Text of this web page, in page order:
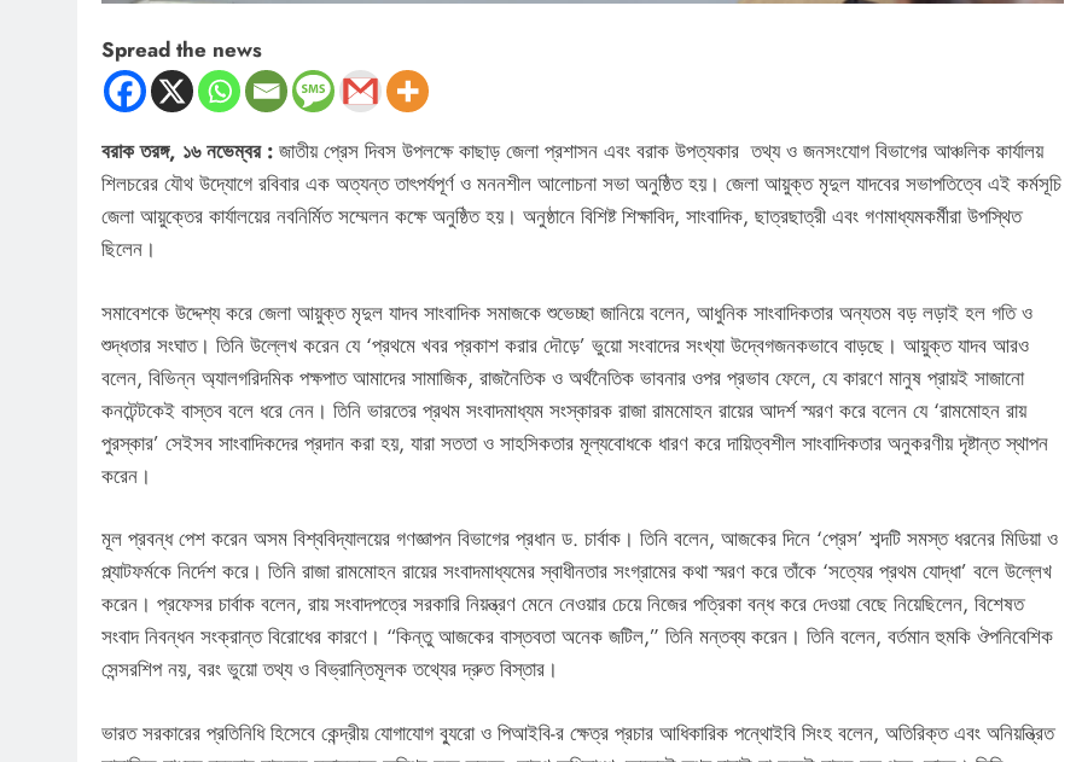
Spread the news
বরাক তরঙ্গ, ১৬ নভেম্বর : জাতীয় প্রেস দিবস উপলক্ষে কাছাড় জেলা প্রশাসন এবং বরাক উপত্যকার তথ্য ও জনসংযোগ বিভাগের আঞ্চলিক কার্যালয়
শিলচরের যৌথ উদ্যোগে রবিবার এক অত্যন্ত তাৎপর্যপূর্ণ ও মননশীল আলোচনা সভা অনুষ্ঠিত হয়। জেলা আয়ুক্ত মৃদুল যাদবের সভাপতিত্বে এই কর্মসূচি
জেলা আয়ুক্তের কার্যালয়ের নবনির্মিত সম্মেলন কক্ষে অনুষ্ঠিত হয়। অনুষ্ঠানে বিশিষ্ট শিক্ষাবিদ, সাংবাদিক, ছাত্রছাত্রী এবং গণমাধ্যমকর্মীরা উপস্থিত
ছিলেন।
সমাবেশকে উদ্দেশ্য করে জেলা আয়ুক্ত মৃদুল যাদব সাংবাদিক সমাজকে শুভেচ্ছা জানিয়ে বলেন, আধুনিক সাংবাদিকতার অন্যতম বড় লড়াই হল গতি ও
শুদ্ধতার সংঘাত। তিনি উল্লেখ করেন যে ‘প্রথমে খবর প্রকাশ করার দৌড়ে’ ভুয়ো সংবাদের সংখ্যা উদ্বেগজনকভাবে বাড়ছে। আয়ুক্ত যাদব আরও
বলেন, বিভিন্ন অ্যালগরিদমিক পক্ষপাত আমাদের সামাজিক, রাজনৈতিক ও অর্থনৈতিক ভাবনার ওপর প্রভাব ফেলে, যে কারণে মানুষ প্রায়ই সাজানো
কনটেন্টকেই বাস্তব বলে ধরে নেন। তিনি ভারতের প্রথম সংবাদমাধ্যম সংস্কারক রাজা রামমোহন রায়ের আদর্শ স্মরণ করে বলেন যে ‘রামমোহন রায়
পুরস্কার’ সেইসব সাংবাদিকদের প্রদান করা হয়, যারা সততা ও সাহসিকতার মূল্যবোধকে ধারণ করে দায়িত্বশীল সাংবাদিকতার অনুকরণীয় দৃষ্টান্ত স্থাপন
করেন।
মূল প্রবন্ধ পেশ করেন অসম বিশ্ববিদ্যালয়ের গণজ্ঞাপন বিভাগের প্রধান ড. চার্বাক। তিনি বলেন, আজকের দিনে ‘প্রেস’ শব্দটি সমস্ত ধরনের মিডিয়া ও
প্ল্যাটফর্মকে নির্দেশ করে। তিনি রাজা রামমোহন রায়ের সংবাদমাধ্যমের স্বাধীনতার সংগ্রামের কথা স্মরণ করে তাঁকে ‘সত্যের প্রথম যোদ্ধা’ বলে উল্লেখ
করেন। প্রফেসর চার্বাক বলেন, রায় সংবাদপত্রে সরকারি নিয়ন্ত্রণ মেনে নেওয়ার চেয়ে নিজের পত্রিকা বন্ধ করে দেওয়া বেছে নিয়েছিলেন, বিশেষত
সংবাদ নিবন্ধন সংক্রান্ত বিরোধের কারণে। “কিন্তু আজকের বাস্তবতা অনেক জটিল,” তিনি মন্তব্য করেন। তিনি বলেন, বর্তমান হুমকি ঔপনিবেশিক
সেন্সরশিপ নয়, বরং ভুয়ো তথ্য ও বিভ্রান্তিমূলক তথ্যের দ্রুত বিস্তার।
ভারত সরকারের প্রতিনিধি হিসেবে কেন্দ্রীয় যোগাযোগ ব্যুরো ও পিআইবি-র ক্ষেত্র প্রচার আধিকারিক পন্থোইবি সিংহ বলেন, অতিরিক্ত এবং অনিয়ন্ত্রিত